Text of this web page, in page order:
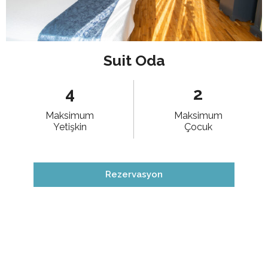
Suit Oda
4
Maksimum
Yetişkin
2
Maksimum
Çocuk
Rezervasyon